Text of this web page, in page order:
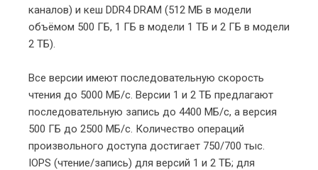
каналов) и кеш DDR4 DRAM (512 МБ в модели
объёмом 500 ГБ, 1 ГБ в модели 1 ТБ и 2 ГБ в модели
2 ТБ).
Все версии имеют последовательную скорость
чтения до 5000 МБ/с. Версии 1 и 2 ТБ предлагают
последовательную запись до 4400 МБ/с, а версия
500 ГБ до 2500 МБ/с. Количество операций
произвольного доступа достигает 750/700 тыс.
IOPS (чтение/запись) для версий 1 и 2 ТБ; для